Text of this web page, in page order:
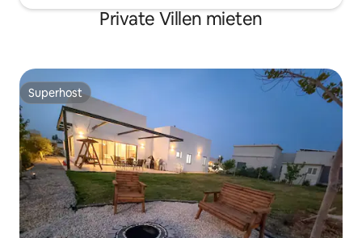
Private Villen mieten
Superhost
Superhost